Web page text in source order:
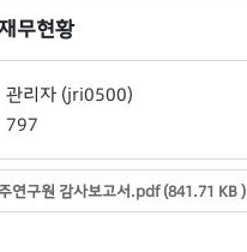
무현황
관리자 (jri0500)
797
연구원 감사보고서.pdf (841.71 KB )